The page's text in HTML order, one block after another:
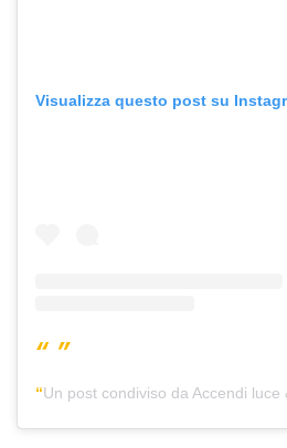
Visualizza questo post su
Un post condiviso da Accendi luce